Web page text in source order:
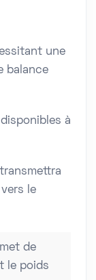
une
balance
à
le
de
le poids